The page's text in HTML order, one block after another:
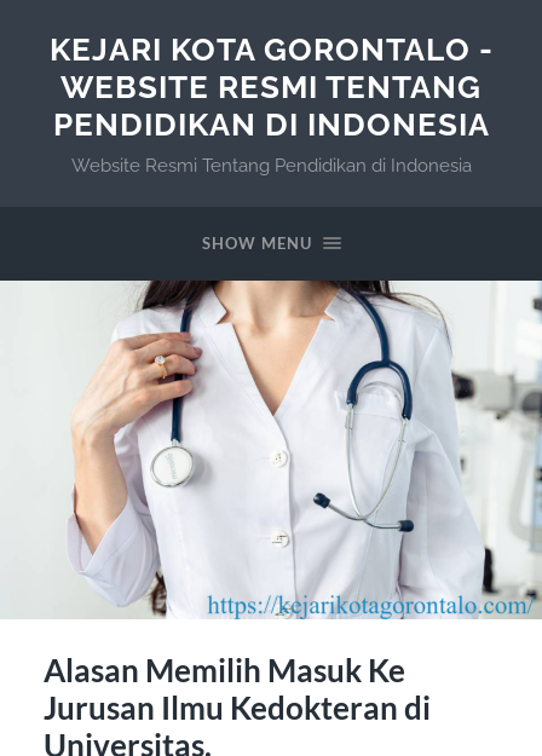
KEJARI KOTA GORONTALO -
WEBSITE RESMI TENTANG
PENDIDIKAN DI INDONESIA
Website Resmi Tentang Pendidikan di Indonesia
SHOW MENU
Alasan Memilih Masuk Ke
Jurusan Ilmu Kedokteran di
Universitas.